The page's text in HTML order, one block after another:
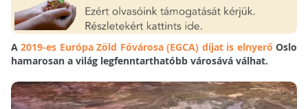
A2019-es Európa Zöld Fővárosa (EGCA) díjat is elnyerő Oslo
hamarosan a világ legfenntarthatóbb városává válhat.